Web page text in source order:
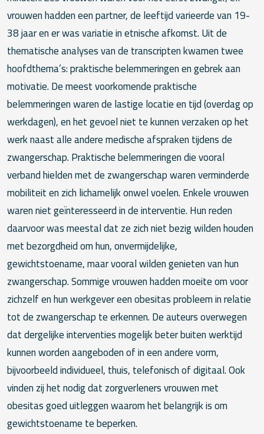
vrouwen hadden een partner, de leeftijd varieerde van 19-
38 jaar en er was variatie in etnische afkomst. Uit de
thematische analyses van de transcripten kwamen twee
hoofdthema’s: praktische belemmeringen en gebrek aan
motivatie. De meest voorkomende praktische
belemmeringen waren de lastige locatie en tijd (overdag op
werkdagen), en het gevoel niet te kunnen verzaken op het
werk naast alle andere medische afspraken tijdens de
zwangerschap. Praktische belemmeringen die vooral
verband hielden met de zwangerschap waren verminderde
mobiliteit en zich lichamelijk onwel voelen. Enkele vrouwen
waren niet geïnteresseerd in de interventie. Hun reden
daarvoor was meestal dat ze zich niet bezig wilden houden
met bezorgdheid om hun, onvermijdelijke,
gewichtstoename, maar vooral wilden genieten van hun
zwangerschap. Sommige vrouwen hadden moeite om voor
zichzelf en hun werkgever een obesitas probleem in relatie
tot de zwangerschap te erkennen. De auteurs overwegen
dat dergelijke interventies mogelijk beter buiten werktijd
kunnen worden aangeboden of in een andere vorm,
bijvoorbeeld individueel, thuis, telefonisch of digitaal. Ook
vinden zij het nodig dat zorgverleners vrouwen met
obesitas goed uitleggen waarom het belangrijk is om
gewichtstoename te beperken.